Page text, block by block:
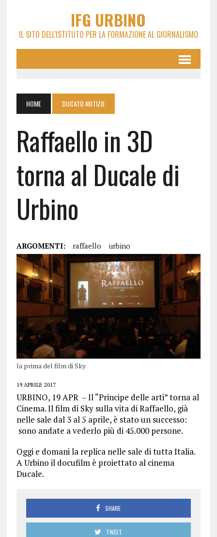
IFG URBINO
IL SITO DELL'ISTITUTO PER LA FORMAZIONE AL GIORNALISMO
HOME DUCATO NOTIZIE
Raffaello in 3D
torna al Ducale di
Urbino
ARGOMENTI: raffaello urbino
la prima del film di Sky
19 APRILE 2017
URBINO, 19 APR – Il “Principe delle arti” torna al
Cinema. Il film di Sky sulla vita di Raffaello, già
nelle sale dal 3 al 5 aprile, è stato un successo:
sono andate a vederlo più di 45.000 persone.
Oggi e domani la replica nelle sale di tutta Italia.
A Urbino il docufilm è proiettato al cinema
Ducale.
SHARE
TWEET